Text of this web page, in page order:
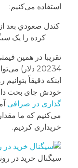
استفاده می‌کنیم:
کندل صعودیِ بعد
کرده را یک
تقریبا در همین
20234 دلار)
اینکه دقیقاً
خودش جای بحث
گذاری در صرافی
خریداری کردیم.
سیگنال خرید در